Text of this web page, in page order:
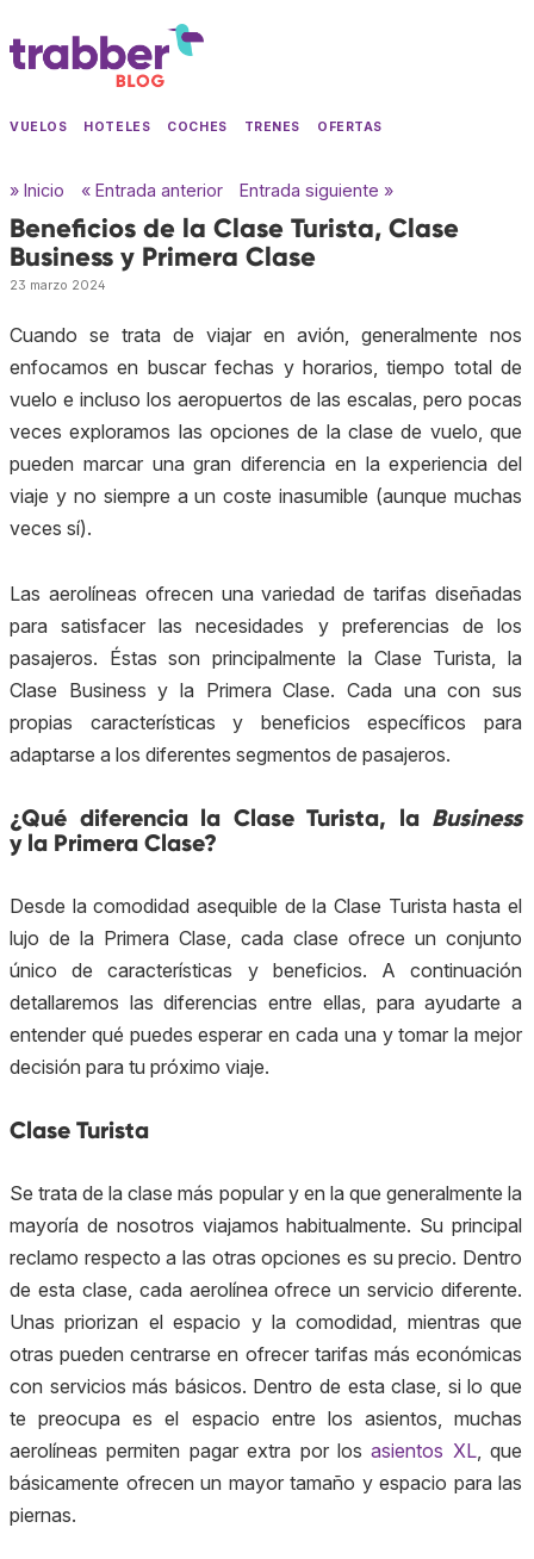
VUELOS HOTELES COCHES TRENES OFERTAS
» Inicio « Entrada anterior Entrada siguiente »
Beneficios de la Clase Turista, Clase
Business y Primera Clase
23 marzo 2024
Cuando se trata de viajar en avión, generalmente nos
enfocamos en buscar fechas y horarios, tiempo total de
vuelo e incluso los aeropuertos de las escalas, pero pocas
veces exploramos las opciones de la clase de vuelo, que
pueden marcar una gran diferencia en la experiencia del
viaje y no siempre a un coste inasumible (aunque muchas
veces sí).
Las aerolíneas ofrecen una variedad de tarifas diseñadas
para satisfacer las necesidades y preferencias de los
pasajeros. Éstas son principalmente la Clase Turista, la
Clase Businessy la Primera Clase. Cada una con sus
propias características y beneficios específicos para
adaptarse a los diferentes segmentos de pasajeros.
¿Qué diferencia la Clase Turista, la Business
y la Primera Clase?
Desde la comodidad asequible de la Clase Turista hasta el
lujo de la Primera Clase, cada clase ofrece un conjunto
único de características y beneficios. A continuación
detallaremos las diferencias entre ellas, para ayudarte a
entender qué puedes esperar en cada una y tomar la mejor
decisión para tu próximo viaje.
Clase Turista
Se trata de la clase más popular y en la que generalmente la
mayoría de nosotros viajamos habitualmente. Su principal
reclamo respecto a las otras opciones es su precio. Dentro
de esta clase, cada aerolínea ofrece un servicio diferente.
Unas priorizan el espacio y la comodidad, mientras que
otras pueden centrarse en ofrecer tarifas más económicas
con servicios más básicos. Dentro de esta clase, si lo que
te preocupa es el espacio entre los asientos, muchas
aerolíneas permiten pagar extra por losasientos XL, que
básicamente ofrecen un mayor tamaño y espacio para las
piernas.